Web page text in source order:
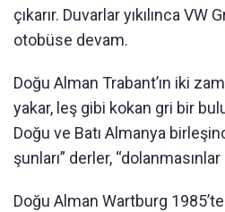
çıkarır. Duvarlar yıkılınca VW
otobüse devam.
Doğu Alman Trabant’ın iki
yakar, leş gibi kokan gri bir
Doğu ve Batı Almanya
şunları” derler, “dolanmasınlar
Doğu Alman Wartburg 1985’te